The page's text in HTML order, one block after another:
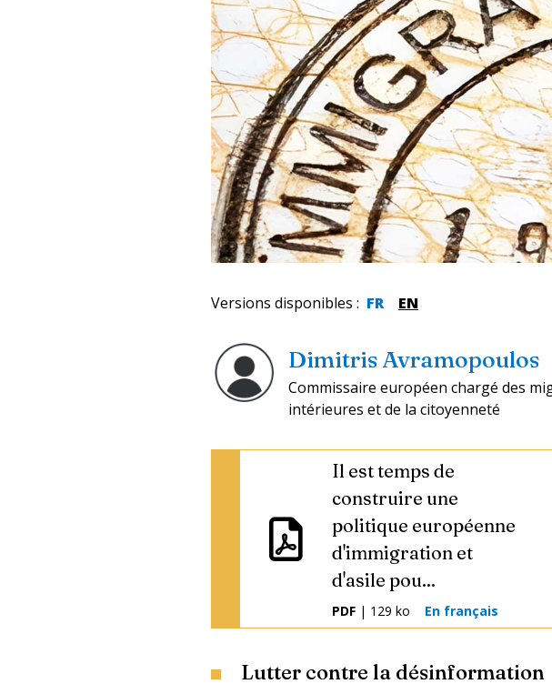
Versions disponibles : FR EN
Dimitris Avramopoulos
Commissaire européen chargé des
intérieures et de la citoyenneté
Il est temps de
construire une
politique européenne
d'immigration et
d'asile pou...
PDF | 129 ko En français
Lutter contre la désinformation